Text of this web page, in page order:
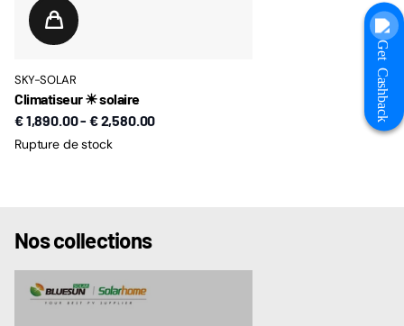
SKY-SOLAR
Climatiseur ☀ solaire
€ 1,890.00- € 2,580.00
Rupture de stock
Nos collections
Get Cashback